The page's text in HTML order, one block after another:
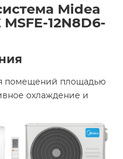
Midea
12N8D6-
помещений площадью
охлаждение и